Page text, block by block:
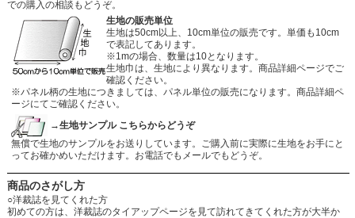
での購入の相談もどうぞ。
生地の販売単位
生地は50cm以上、10cm単位の販売です。単価も10cm
で表記してあります。
※1mの場合、数量は10となります。
生地巾は、生地により異なります。商品詳細ページでご
確認ください。
※パネル柄の生地につきましては、パネル単位の販売になります。商品詳細ペ
ージにてご確認ください。
→生地サンプル こちらからどうぞ
無償で生地のサンプルをお送りしています。ご購入前に実際に生地をお手にと
ってお確かめいただけます。お電話でもメールでもどうぞ。
商品のさがし方
○洋裁誌を見てくれた方
初めての方は、洋裁誌のタイアップページを見て訪れてきてくれた方が大半か